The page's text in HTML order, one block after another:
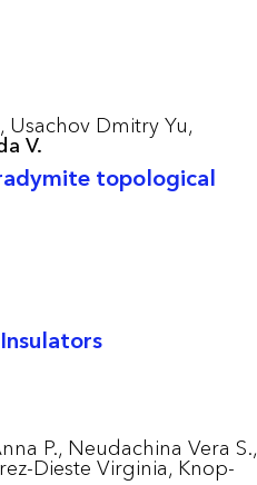
Usachov Dmitry Yu,
V.
topological
P., Neudachina Vera S.,
Dieste Virginia, Knop-